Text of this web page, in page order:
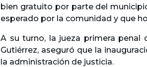
bien gratuito por parte del
esperado por la comunidad y que
A su turno, la jueza primera penal
Gutiérrez, aseguró que la
la administración de justicia.